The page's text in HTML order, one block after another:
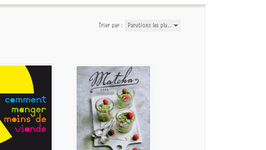
Trier par : Parutions les plu…